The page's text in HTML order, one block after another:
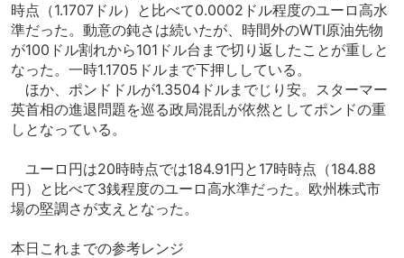
時点（1.1707ドル）と比べて0.0002ドル程度のユーロ高水
準だった。動意の鈍さは続いたが、時間外のWTI原油先物
が100ドル割れから101ドル台まで切り返したことが重しと
なった。一時1.1705ドルまで下押ししている。
ほか、ポンドドルが1.3504ドルまでじり安。スターマー
英首相の進退問題を巡る政局混乱が依然としてポンドの重
しとなっている。
ユーロ円は20時時点では184.91円と17時時点（184.88
円）と比べて3銭程度のユーロ高水準だった。欧州株式市
場の堅調さが支えとなった。
本日これまでの参考レンジ